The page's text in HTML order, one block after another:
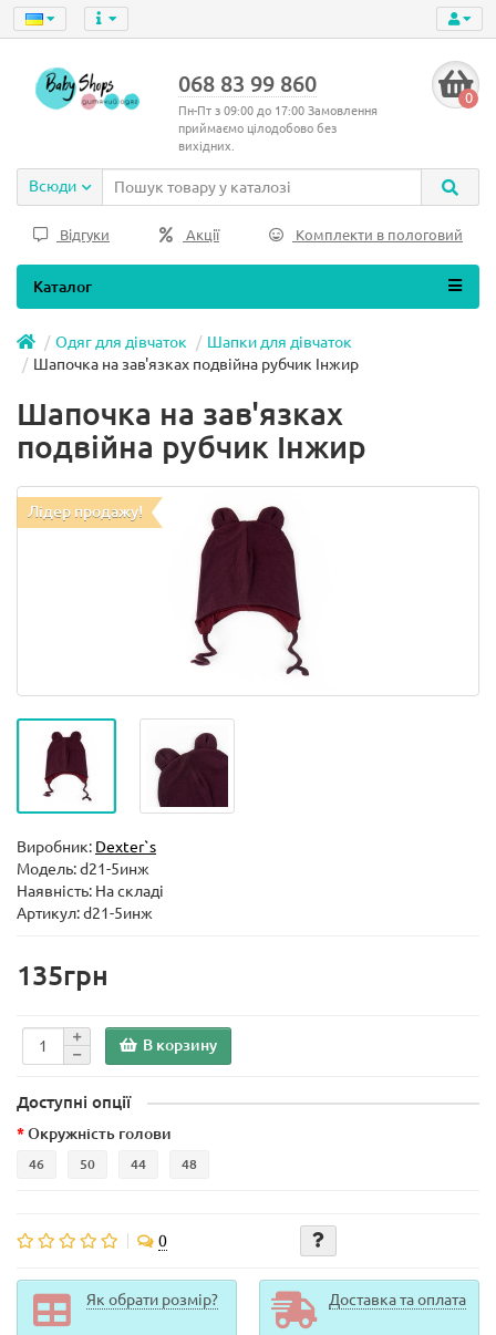
068 83 99 860
Пн-Пт з 09:00 до 17:00 Замовлення
приймаємо цілодобово без
вихідних.
0
Всюди
Відгуки Акції Комплекти в пологовий
Каталог
Одяг для дівчаток
Шапки для дівчаток
Шапочка на зав'язках подвійна рубчик Інжир
Шапочка на зав'язках
подвійна рубчик Інжир
Лідер продажу!
Виробник: Dexter`s
Модель:d21-5инж
Наявність: На складі
Артикул: d21-5инж
135грн
В корзину
Доступні опції
Окружність голови
46 50 44 48
0
Як обрати розмір? Доставка та оплата